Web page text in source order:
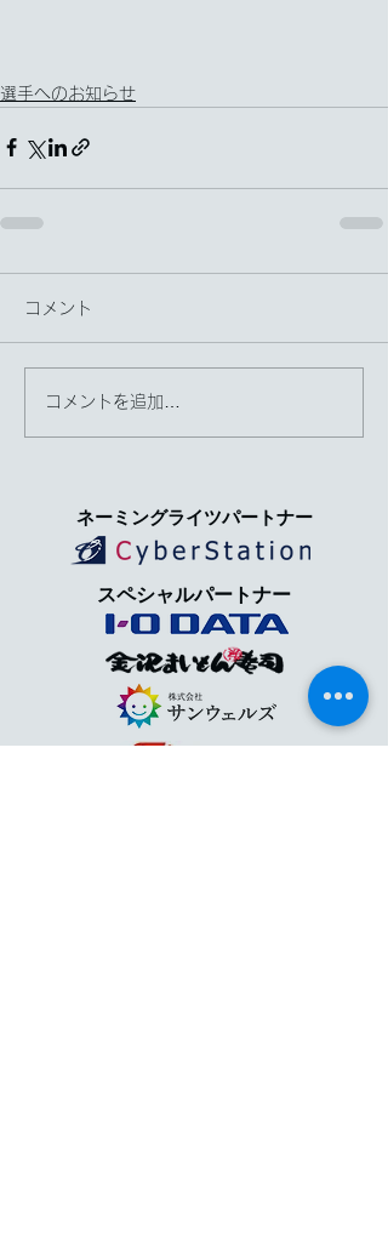
選手へのお知らせ
コメント
コメントを追加…
​ネーミングライツパートナー
​スペシャルパートナー